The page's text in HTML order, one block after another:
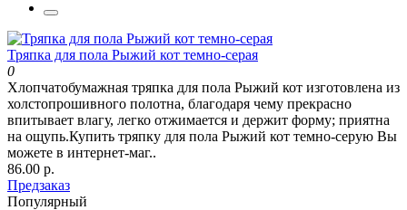
Тряпка для пола Рыжий кот темно-серая
0
Хлопчатобумажная тряпка для пола Рыжий кот изготовлена из
холстопрошивного полотна, благодаря чему прекрасно
впитывает влагу, легко отжимается и держит форму; приятна
на ощупь.Купить тряпку для пола Рыжий кот темно-серую Вы
можете в интернет-маг..
86.00 р.
Предзаказ
Популярный